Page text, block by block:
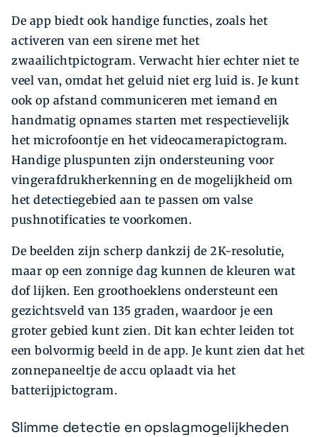
De app biedt ook handige functies, zoals het
activeren van een sirene met het
zwaailichtpictogram. Verwacht hier echter niet te
veel van, omdat het geluid niet erg luid is. Je kunt
ook op afstand communiceren met iemand en
handmatig opnames starten met respectievelijk
het microfoontje en het videocamerapictogram.
Handige pluspunten zijn ondersteuning voor
vingerafdrukherkenning en de mogelijkheid om
het detectiegebied aan te passen om valse
pushnotificaties te voorkomen.
De beelden zijn scherp dankzij de 2K-resolutie,
maar op een zonnige dag kunnen de kleuren wat
dof lijken. Een groothoeklens ondersteunt een
gezichtsveld van 135 graden, waardoor je een
groter gebied kunt zien. Dit kan echter leiden tot
een bolvormig beeld in de app. Je kunt zien dat het
zonnepaneeltje de accu oplaadt via het
batterijpictogram.
Slimme detectie en opslagmogelijkheden